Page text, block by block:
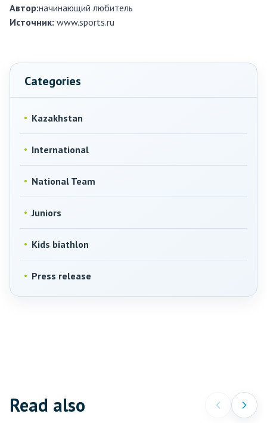
Автор:начинающий любитель
Источник: www.sports.ru
Categories
Kazakhstan
International
National Team
Juniors
Kids biathlon
Press release
Read also